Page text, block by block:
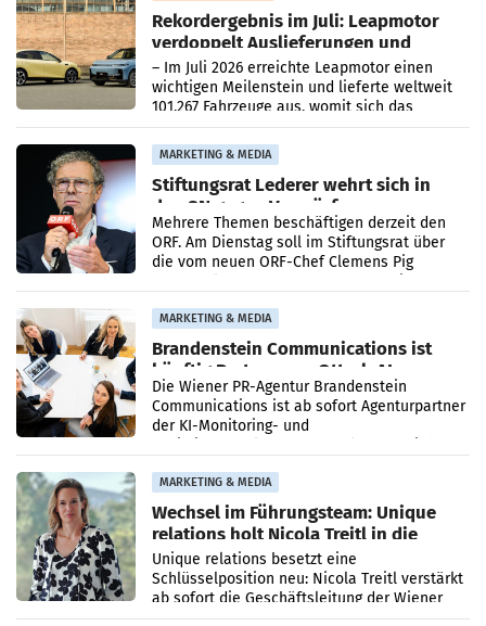
Rekordergebnis im Juli: Leapmotor
verdoppelt Auslieferungen und
überschreitet die 100.000er-Marke
– Im Juli 2026 erreichte Leapmotor einen
wichtigen Meilenstein und lieferte weltweit
101.267 Fahrzeuge aus, womit sich das
Ergebnis gegenüber Juli 2025 mehr als
verdoppelte (+102
MARKETING & MEDIA
Stiftungsrat Lederer wehrt sich in
den SN gegen Vorwürfe
Mehrere Themen beschäftigen derzeit den
ORF. Am Dienstag soll im Stiftungsrat über
die vom neuen ORF-Chef Clemens Pig
MARKETING & MEDIA
Brandenstein Communications ist
künftig Partner von OtterlyAI
Die Wiener PR-Agentur Brandenstein
Communications ist ab sofort Agenturpartner
der KI-Monitoring- und
MARKETING & MEDIA
Wechsel im Führungsteam: Unique
relations holt Nicola Treitl in die
Geschäftsleitung
Unique relations besetzt eine
Schlüsselposition neu: Nicola Treitl verstärkt
ab sofort die Geschäftsleitung der Wiener
PR-Agentur an der Seite von Josef Kalina und